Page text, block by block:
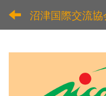
沼津国際交流